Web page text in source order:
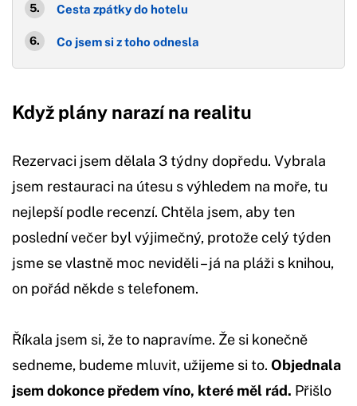
Cesta zpátky do hotelu
Co jsem si z toho odnesla
Když plány narazí na realitu
Rezervaci jsem dělala 3 týdny dopředu. Vybrala
jsem restauraci na útesu s výhledem na moře, tu
nejlepší podle recenzí. Chtěla jsem, aby ten
poslední večer byl výjimečný, protože celý týden
jsme se vlastně moc neviděli – já na pláži s knihou,
on pořád někde s telefonem.
Říkala jsem si, že to napravíme. Že si konečně
sedneme, budeme mluvit, užijeme si to. Objednala
jsem dokonce předem víno, které měl rád. Přišlo